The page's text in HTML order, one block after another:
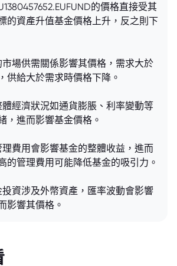
的價格直接受其
的資產升值基金價格上升，反之則下
場供需關係影響其價格，需求大於
供給大於需求時價格下降。
經濟狀況如通貨膨脹、利率變動等
，進而影響基金價格。
費用會影響基金的整體收益，進而
的管理費用可能降低基金的吸引力。
投資涉及外幣資產，匯率波動會影響
影響其價格。